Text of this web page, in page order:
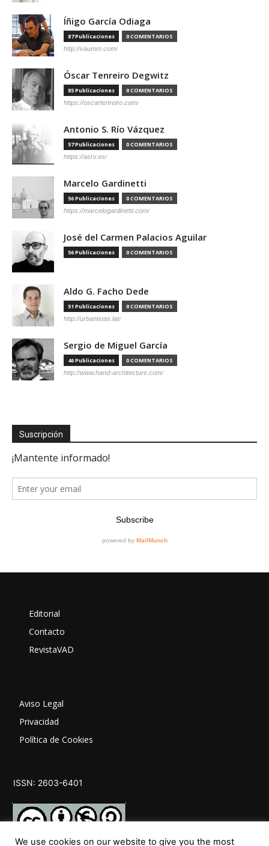
Íñigo García Odiaga
87 Publicaciones 0 COMENTARIOS
http://vaumm.com/
Óscar Tenreiro Degwitz
85 Publicaciones 0 COMENTARIOS
https://oscartenreiro.com/
Antonio S. Río Vázquez
57 Publicaciones 0 COMENTARIOS
https://asrv.es/
Marcelo Gardinetti
56 Publicaciones 0 COMENTARIOS
https://marcelogardinetti.com/
José del Carmen Palacios Aguilar
56 Publicaciones 0 COMENTARIOS
Aldo G. Facho Dede
51 Publicaciones 0 COMENTARIOS
http://urbanistas.lat/
Sergio de Miguel García
46 Publicaciones 0 COMENTARIOS
http://www.hand-architecture.com/
Suscripción
Editorial
Contacto
RevistaVAD
Aviso Legal
Privacidad
Política de Cookies
ISSN: 2603-6401
We use cookies on our website to give you the most